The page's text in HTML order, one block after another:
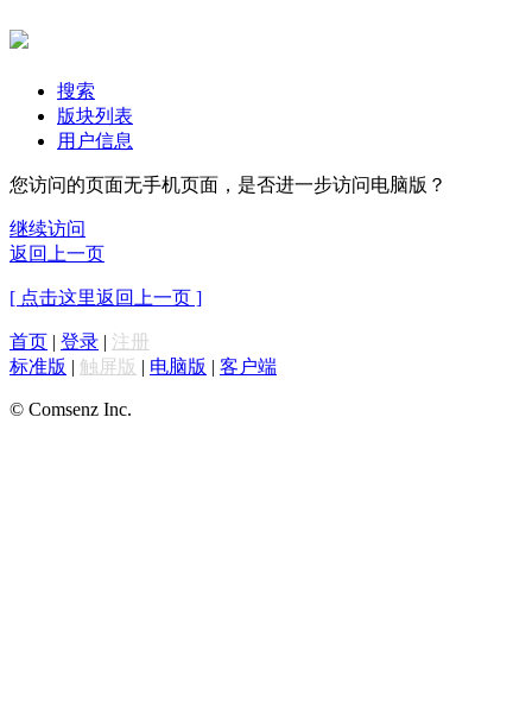
搜索
版块列表
用户信息
您访问的页面无手机页面，是否进一步访问电脑版？
继续访问
返回上一页
[ 点击这里返回上一页 ]
首页 | 登录 | 注册
标准版 | 触屏版 | 电脑版 | 客户端
© Comsenz Inc.